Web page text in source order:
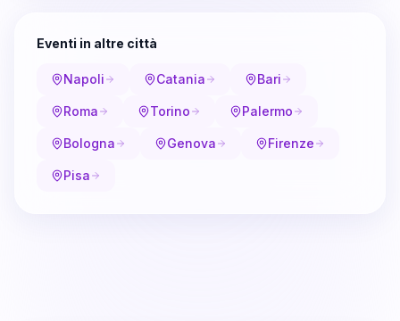
Eventi in altre città
Napoli Catania Bari
Roma Torino Palermo
Bologna Genova Firenze
Pisa